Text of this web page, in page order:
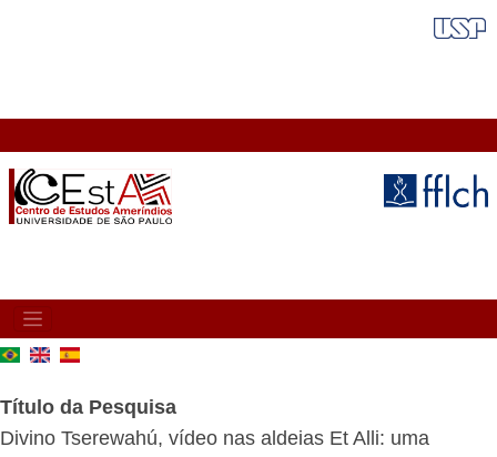
MAIN
NAVIGATION
Título da Pesquisa
Divino Tserewahú, vídeo nas aldeias Et Alli: uma